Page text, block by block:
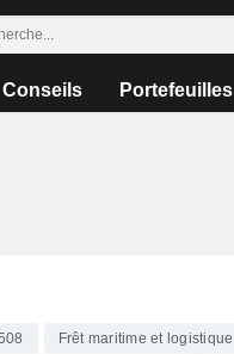
Conseils Portefeuilles
Frêt maritime et logistique